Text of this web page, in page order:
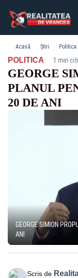
Acasă Știri Politica
POLITICA· 1 min
GEORGE
PLANUL
20 DE ANI
GEORGE SIMION
ANI
Scris de